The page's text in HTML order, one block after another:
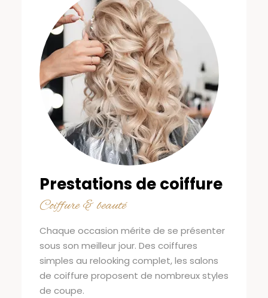
Prestations de coiffure
Coiffure & beauté
Chaque occasion mérite de se présenter
sous son meilleur jour. Des coiffures
simples au relooking complet, les salons
de coiffure proposent de nombreux styles
de coupe.